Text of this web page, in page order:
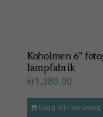
Koholmen 6”
lampfabrik
kr1,380.00
Lägg till i varukorg